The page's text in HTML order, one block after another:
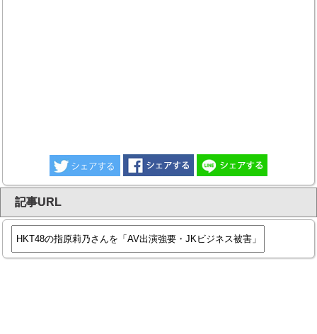
記事URL